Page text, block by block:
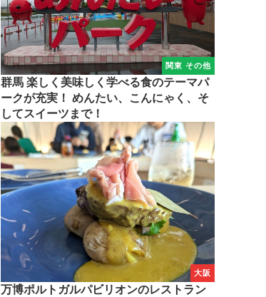
関東 その他
群馬 楽しく美味しく学べる食のテーマパ
ークが充実！ めんたい、こんにゃく、そ
してスイーツまで！
大阪
万博ポルトガルパビリオンのレストラン